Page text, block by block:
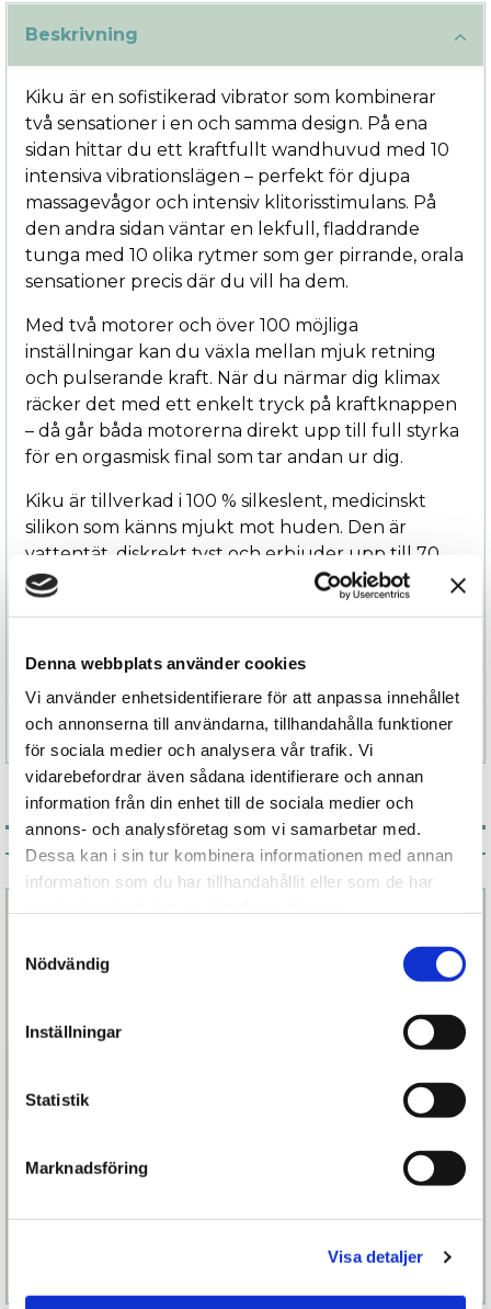
Denna webbplats använder cookies
Vi använder enhetsidentifierare för att anpassa innehållet
och annonserna till användarna, tillhandahålla funktioner
för sociala medier och analysera vår trafik. Vi
vidarebefordrar även sådana identifierare och annan
information från din enhet till de sociala medier och
annons- och analysföretag som vi samarbetar med.
Dessa kan i sin tur kombinera informationen med annan
information som du har tillhandahållit eller som de har
Nödvändig
Inställningar
Statistik
Marknadsföring
Visa detaljer
Beskrivning
Kiku är en sofistikerad vibrator som kombinerar
två sensationer i en och samma design. På ena
sidan hittar du ett kraftfullt wandhuvud med 10
intensiva vibrationslägen – perfekt för djupa
massagevågor och intensiv klitorisstimulans. På
den andra sidan väntar en lekfull, fladdrande
tunga med 10 olika rytmer som ger pirrande, orala
sensationer precis där du vill ha dem.
Med två motorer och över 100 möjliga
inställningar kan du växla mellan mjuk retning
och pulserande kraft. När du närmar dig klimax
räcker det med ett enkelt tryck på kraftknappen
– då går båda motorerna direkt upp till full styrka
för en orgasmisk final som tar andan ur dig.
Kiku är tillverkad i 100 % silkeslent, medicinskt
silikon som känns mjukt mot huden. Den är
vattentät, diskrekt tyst och erbjuder upp till 70
minuter passion på en laddning.
Så låt Kiku ta med dig på en njutningsresa du
Specifikation
Associerade produkter
Orgamsgel